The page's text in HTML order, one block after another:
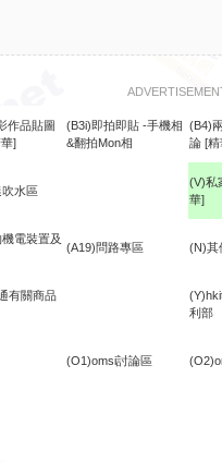
作品貼圖
]
(B3i)即拍即貼 -手機相
&翻拍Mon相
(B4)
論 [精
水區
(V)私
華]
電裝置及
(A19)問路專區 (N)其
有關商品
利部
(O1)omsi討論區